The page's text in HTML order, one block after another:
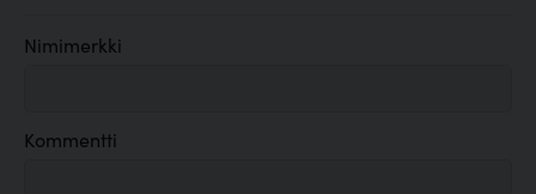
Nimimerkki
Kommentti